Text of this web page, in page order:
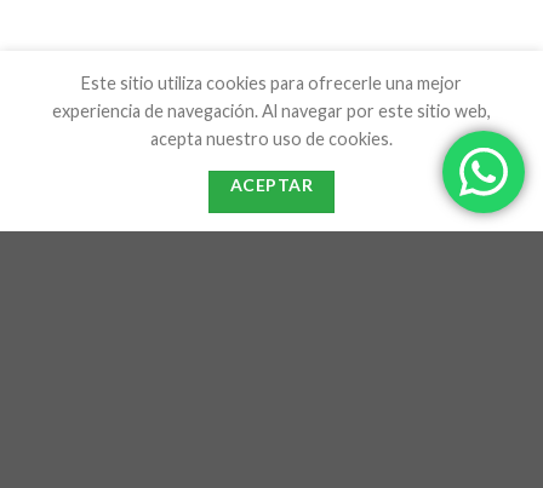
Este sitio utiliza cookies para ofrecerle una mejor
experiencia de navegación. Al navegar por este sitio web,
acepta nuestro uso de cookies.
ACEPTAR